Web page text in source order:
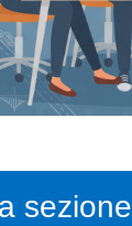
sezione